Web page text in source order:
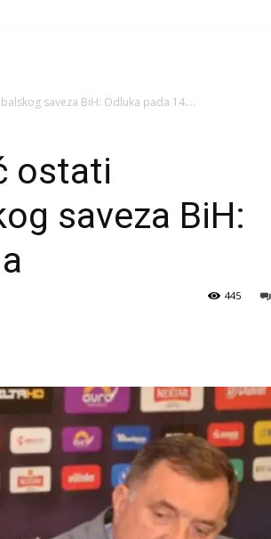
saveza BiH: Odluka pada 14....
ostati
saveza BiH:
445